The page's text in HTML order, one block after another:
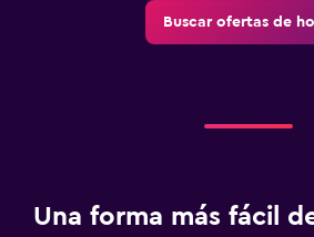
Buscar ofertas de
Una forma más fácil